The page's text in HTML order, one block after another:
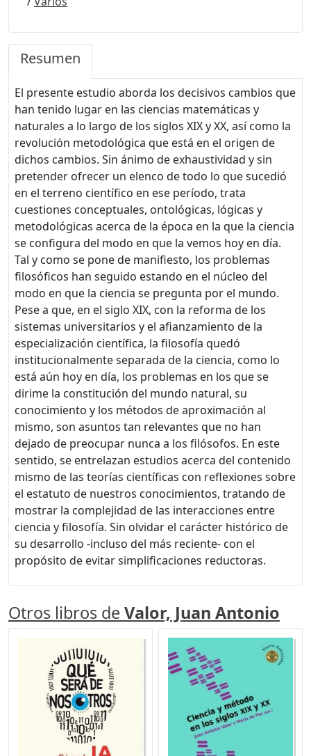
Resumen
El presente estudio aborda los decisivos cambios que
han tenido lugar en las ciencias matemáticas y
naturales a lo largo de los siglos XIX y XX, así como la
revolución metodológica que está en el origen de
dichos cambios. Sin ánimo de exhaustividad y sin
pretender ofrecer un elenco de todo lo que sucedió
en el terreno científico en ese período, trata
cuestiones conceptuales, ontológicas, lógicas y
metodológicas acerca de la época en la que la ciencia
se configura del modo en que la vemos hoy en día.
Tal y como se pone de manifiesto, los problemas
filosóficos han seguido estando en el núcleo del
modo en que la ciencia se pregunta por el mundo.
Pese a que, en el siglo XIX, con la reforma de los
sistemas universitarios y el afianzamiento de la
especialización científica, la filosofía quedó
institucionalmente separada de la ciencia, como lo
está aún hoy en día, los problemas en los que se
dirime la constitución del mundo natural, su
conocimiento y los métodos de aproximación al
mismo, son asuntos tan relevantes que no han
dejado de preocupar nunca a los filósofos. En este
sentido, se entrelazan estudios acerca del contenido
mismo de las teorías científicas con reflexiones sobre
el estatuto de nuestros conocimientos, tratando de
mostrar la complejidad de las interacciones entre
ciencia y filosofía. Sin olvidar el carácter histórico de
su desarrollo -incluso del más reciente- con el
propósito de evitar simplificaciones reductoras.
Otros libros de Valor, Juan Antonio